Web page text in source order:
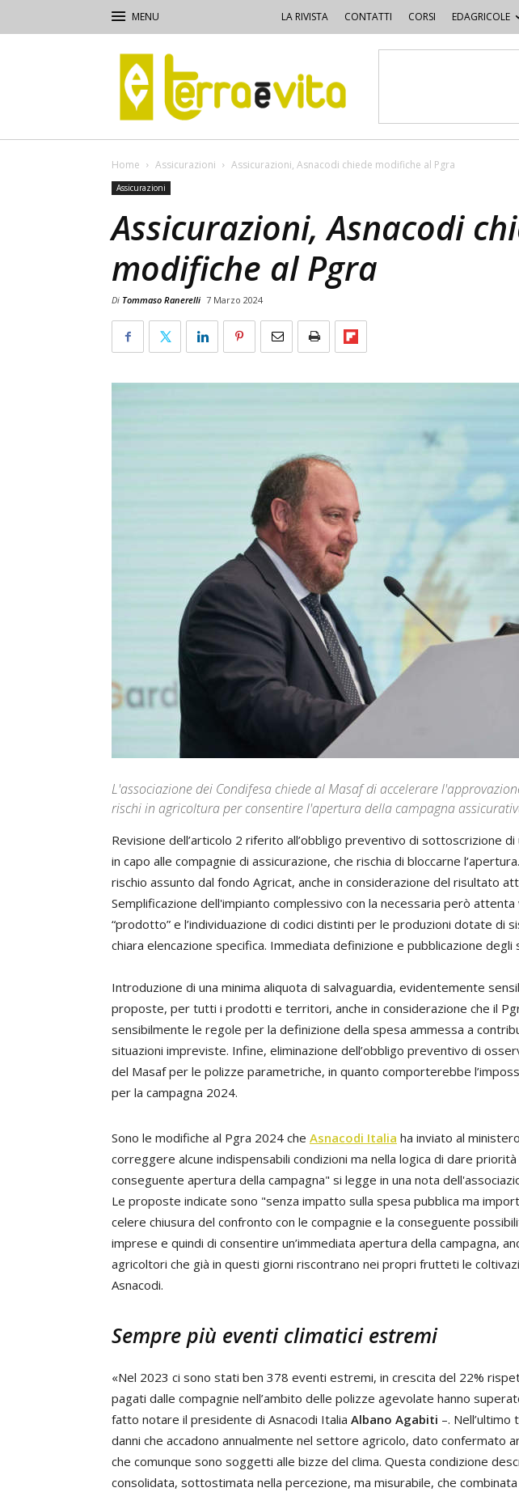
LA RIVISTA CONTATTI CORSI EDAGRICOLE
Terra
e
Vita
Home Assicurazioni Assicurazioni, Asnacodi chiede modifiche al Pgra
Assicurazioni
Assicurazioni, Asnacodi
modifiche al Pgra
Di Tommaso Ranerelli 7 Marzo 2024
L'associazione dei Condifesa chiede al Masaf di accelerare
rischi in agricoltura per consentire l'apertura della campagna
Revisione dell’articolo 2 riferito all’obbligo preventivo di sottoscrizione di
in capo alle compagnie di assicurazione, che rischia di bloccarne
rischio assunto dal fondo Agricat, anche in considerazione del risultato
Semplificazione dell'impianto complessivo con la necessaria però attenta
“prodotto” e l’individuazione di codici distinti per le produzioni dotate di
chiara elencazione specifica. Immediata definizione e pubblicazione degli
Introduzione di una minima aliquota di salvaguardia, evidentemente
proposte, per tutti i prodotti e territori, anche in considerazione che il
sensibilmente le regole per la definizione della spesa ammessa a
situazioni impreviste. Infine, eliminazione dell’obbligo preventivo di
del Masaf per le polizze parametriche, in quanto comporterebbe
per la campagna 2024.
Sono le modifiche al Pgra 2024 che Asnacodi Italia ha inviato al
correggere alcune indispensabili condizioni ma nella logica di dare
conseguente apertura della campagna" si legge in una nota
Le proposte indicate sono "senza impatto sulla spesa pubblica ma
celere chiusura del confronto con le compagnie e la conseguente
imprese e quindi di consentire un’immediata apertura della campagna,
agricoltori che già in questi giorni riscontrano nei propri frutteti le
Asnacodi.
Sempre più eventi climatici estremi
«Nel 2023 ci sono stati ben 378 eventi estremi, in crescita del 22%
pagati dalle compagnie nell’ambito delle polizze agevolate hanno
fatto notare il presidente di Asnacodi Italia Albano Agabiti –.
danni che accadono annualmente nel settore agricolo, dato confermato
che comunque sono soggetti alle bizze del clima. Questa condizione
consolidata, sottostimata nella percezione, ma misurabile, che